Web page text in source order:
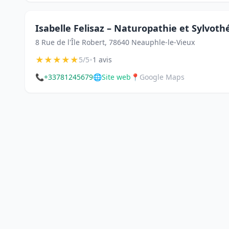
Isabelle Felisaz – Naturopathie et
8 Rue de l'Île Robert, 78640 Neauphle-le-Vieux
★★★★★5/5•1 avis
📞+33781245679🌐Site web 📍 Google Maps